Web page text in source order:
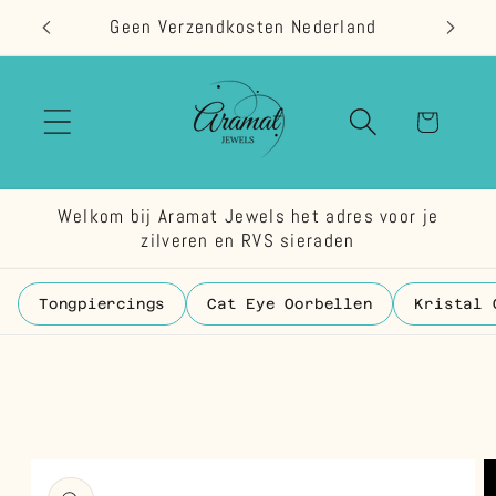
naar de
content
Geen Verzendkosten Nederland
Welkom bij Aramat Jewels het adres voor je
zilveren en RVS sieraden
Tongpiercings Cat Eye Oorbellen Kristal
direct naar